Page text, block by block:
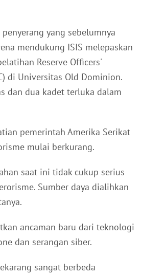
penyerang yang sebelumnya
mendukung ISIS melepaskan
Reserve Officers'
di Universitas Old Dominion.
dan dua kadet terluka dalam
pemerintah Amerika Serikat
mulai berkurang.
saat ini tidak cukup serius
Sumber daya dialihkan
ancaman baru dari teknologi
dan serangan siber.
sangat berbeda